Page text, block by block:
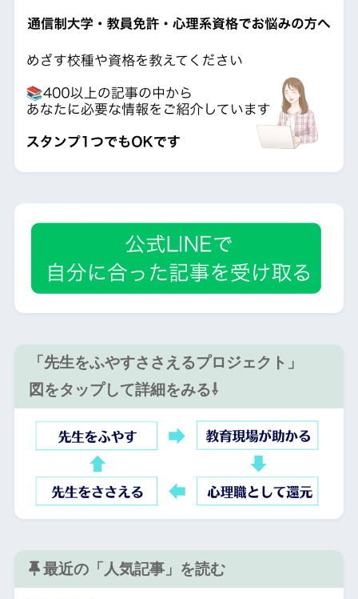
「先生をふやすささえるプロジェクト」
図をタップして詳細をみる⇩
最近の「人気記事」を読む